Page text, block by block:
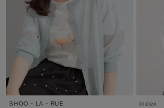
SHOO・LA・RUE
index